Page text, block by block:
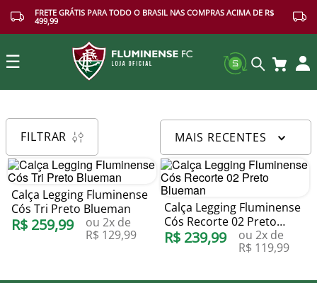
FRETE GRÁTIS PARA TODO O BRASIL NAS COMPRAS ACIMA DE R$
499,99
☰
FILTRAR MAIS RECENTES
Calça Legging Fluminense
Cós Tri Preto Blueman
R$ 259,99 ou 2x de
R$ 129,99
Calça Legging Fluminense
Cós Recorte 02 Preto
Blueman
R$ 239,99 ou 2x de
R$ 119,99